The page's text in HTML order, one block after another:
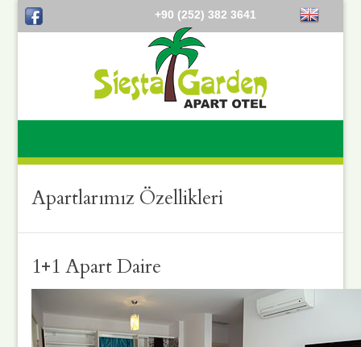
+90 (252) 382 3641
Apartlarımız Özellikleri
1+1 Apart Daire